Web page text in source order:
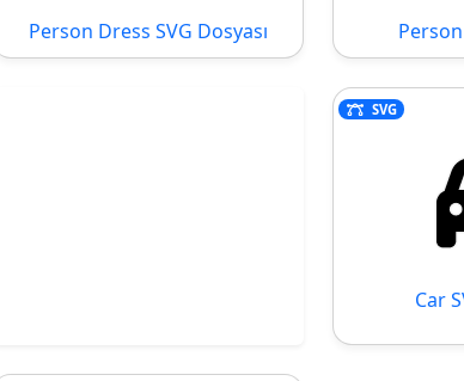
Person Dress SVG Dosyası Person
SVG
Car